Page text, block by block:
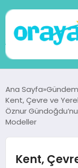
SAĞLIK
SEYAHAT
Ana Sayfa Gündem
Kent, Çevre ve
Öznur
Modeller
Kent,